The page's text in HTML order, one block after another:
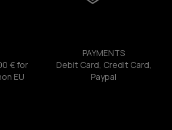
€ for
EU
PAYMENTS
Debit Card, Credit Card,
Paypal